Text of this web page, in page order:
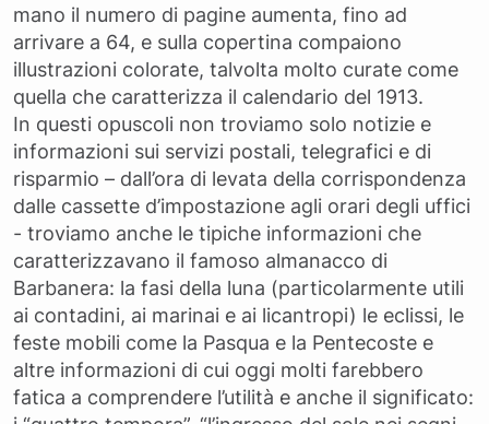
mano il numero di pagine aumenta, fino ad
arrivare a 64, e sulla copertina compaiono
illustrazioni colorate, talvolta molto curate come
quella che caratterizza il calendario del 1913.
In questi opuscoli non troviamo solo notizie e
informazioni sui servizi postali, telegrafici e di
risparmio – dall’ora di levata della corrispondenza
dalle cassette d’impostazione agli orari degli uffici
- troviamo anche le tipiche informazioni che
caratterizzavano il famoso almanacco di
Barbanera: la fasi della luna (particolarmente utili
ai contadini, ai marinai e ai licantropi) le eclissi, le
feste mobili come la Pasqua e la Pentecoste e
altre informazioni di cui oggi molti farebbero
fatica a comprendere l’utilità e anche il significato: